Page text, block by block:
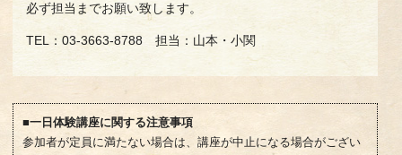
必ず担当までお願い致します。
TEL：03-3663-8788 担当：山本・小関
■一日体験講座に関する注意事項
参加者が定員に満たない場合は、講座が中止になる場合がござい